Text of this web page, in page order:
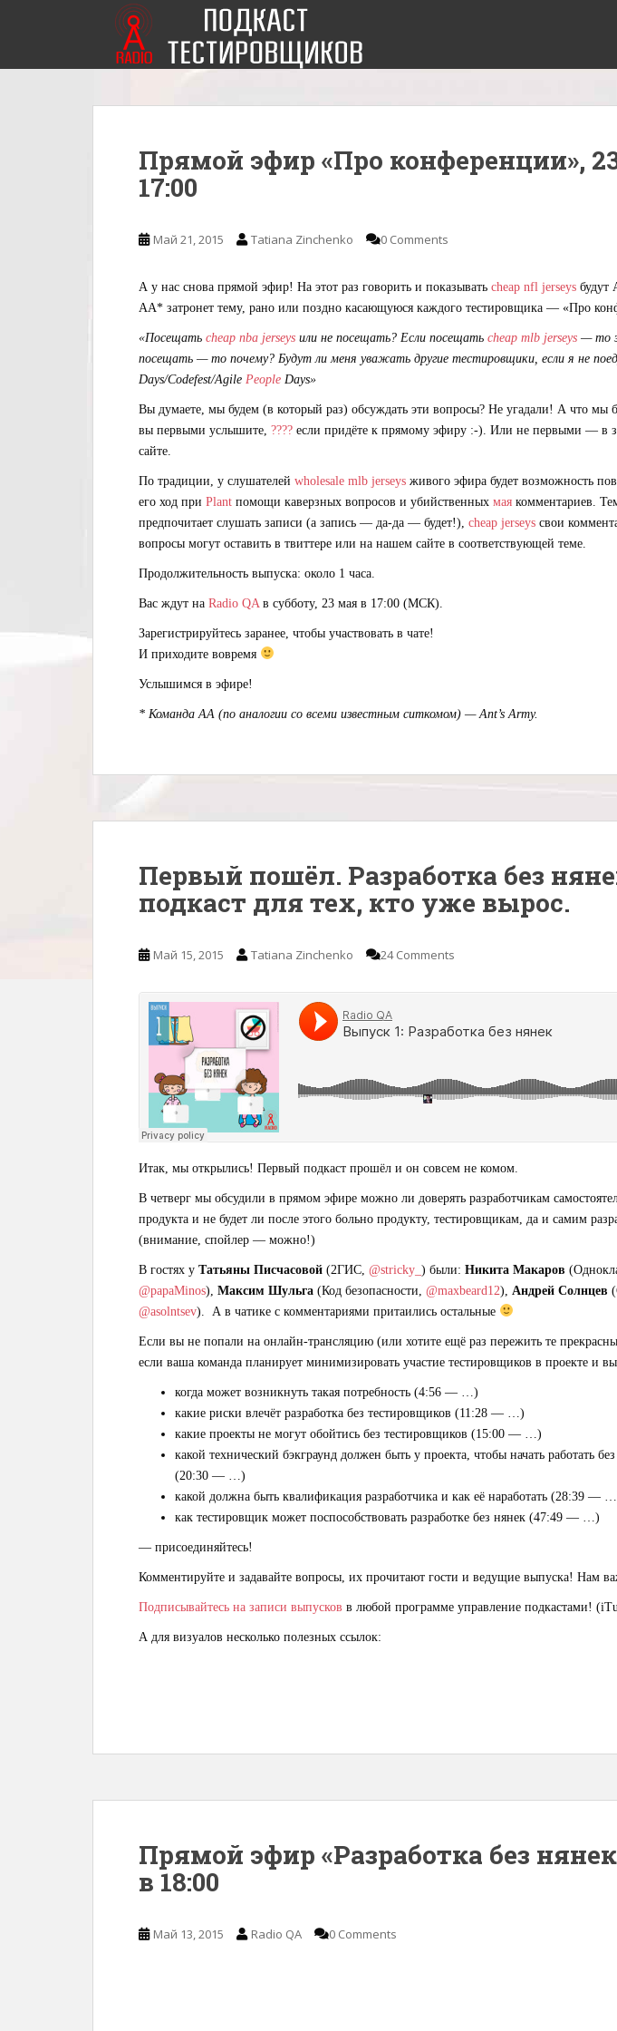
p
Прямой эфир «Про конференции»,
17:00
Май 21, 2015 Tatiana Zinchenko 0 Comments
А у нас снова прямой эфир! На этот раз говорить и показывать cheap nfl jerseys будут
АА* затронет тему, рано или поздно касающуюся каждого тестировщика — «Про
«Посещать cheap nba jerseys или не посещать? Если посещать cheap mlb jerseys — то
посещать — то почему? Будут ли меня уважать другие тестировщики, если я не
Days/Codefest/Agile People Days»
Вы думаете, мы будем (в который раз) обсуждать эти вопросы? Не угадали! А что мы
вы первыми услышите, ???? если придёте к прямому эфиру :-). Или не первыми — в
сайте.
По традиции, у слушателей wholesale mlb jerseys живого эфира будет возможность
его ход при Plant помощи каверзных вопросов и убийственных мая комментариев.
предпочитает слушать записи (а запись — да-да — будет!), cheap jerseys свои
вопросы могут оставить в твиттере или на нашем сайте в соответствующей теме.
Продолжительность выпуска: около 1 часа.
Вас ждут на Radio QAв субботу, 23 мая в 17:00 (МСК).
Зарегистрируйтесь заранее, чтобы участвовать в чате!
И приходите вовремя
Услышимся в эфире!
* Команда АА (по аналогии со всеми известным ситкомом) — Ant’s Army.
Первый пошёл. Разработка без
подкаст для тех, кто уже вырос.
Май 15, 2015 Tatiana Zinchenko 24 Comments
Итак, мы открылись! Первый подкаст прошёл и он совсем не комом.
В четверг мы обсудили в прямом эфире можно ли доверять разработчикам
продукта и не будет ли после этого больно продукту, тестировщикам, да и самим
(внимание, спойлер — можно!)
В гостях у Татьяны Писчасовой (2ГИС, @stricky_ ) были: Никита Макаров
@papaMinos), Максим Шульга (Код безопасности, @maxbeard12), Андрей Солнцев
@asolntsev). А в чатике с комментариями притаились остальные
Если вы не попали на онлайн-трансляцию (или хотите ещё раз пережить те
если ваша команда планирует минимизировать участие тестировщиков в проекте и вы
когда может возникнуть такая потребность (4:56 — …)
какие риски влечёт разработка без тестировщиков (11:28 — …)
какие проекты не могут обойтись без тестировщиков (15:00 — …)
какой технический бэкграунд должен быть у проекта, чтобы начать работать
(20:30 — …)
какой должна быть квалификация разработчика и как её наработать (28:39 —
как тестировщик может поспособствовать разработке без нянек (47:49 — …)
— присоединяйтесь!
Комментируйте и задавайте вопросы, их прочитают гости и ведущие выпуска! Нам
Подписывайтесь на записи выпусков в любой программе управление подкастами!
А для визуалов несколько полезных ссылок:
Прямой эфир «Разработка без
в 18:00
Май 13, 2015 Radio QA 0 Comments